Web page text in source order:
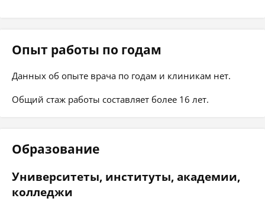
Опыт работы по годам
Данных об опыте врача по годам и клиникам нет.
Общий стаж работы составляет более 16 лет.
Образование
Университеты, институты, академии,
колледжи